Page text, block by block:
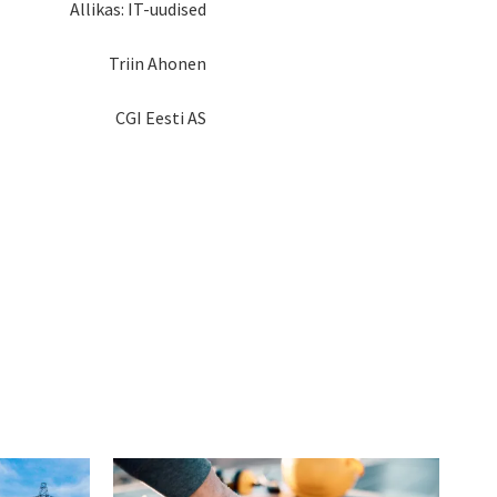
Allikas: IT-uudised
Triin Ahonen
CGI Eesti AS